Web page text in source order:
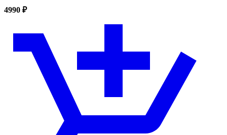
4990 ₽